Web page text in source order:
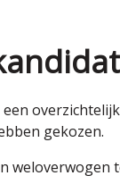
gekozen.
weloverwogen